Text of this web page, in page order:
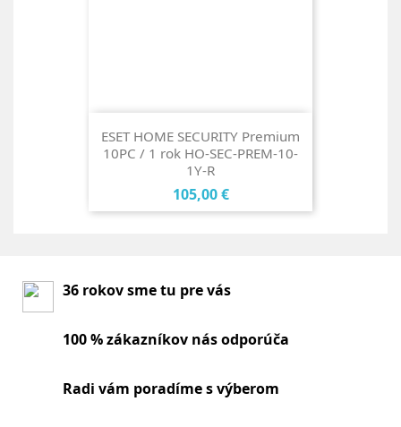
ESET HOME SECURITY Premium
10PC / 1 rok HO-SEC-PREM-10-
1Y-R
Cena
105,00 €
36 rokov sme tu pre vás
100 % zákazníkov nás odporúča
Radi vám poradíme s výberom